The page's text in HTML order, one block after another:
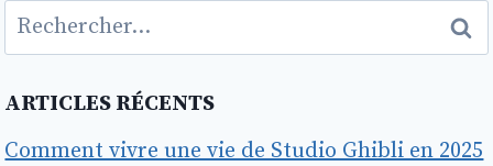
Rechercher :
ARTICLES RÉCENTS
Comment vivre une vie de Studio Ghibli en 2025